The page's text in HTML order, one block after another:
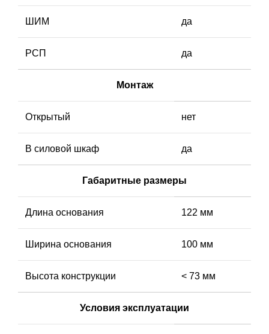
ШИМ да
РСП да
Монтаж
Открытый нет
В силовой шкаф да
Габаритные размеры
Длина основания 122 мм
Ширина основания 100 мм
Высота конструкции < 73 мм
Условия эксплуатации